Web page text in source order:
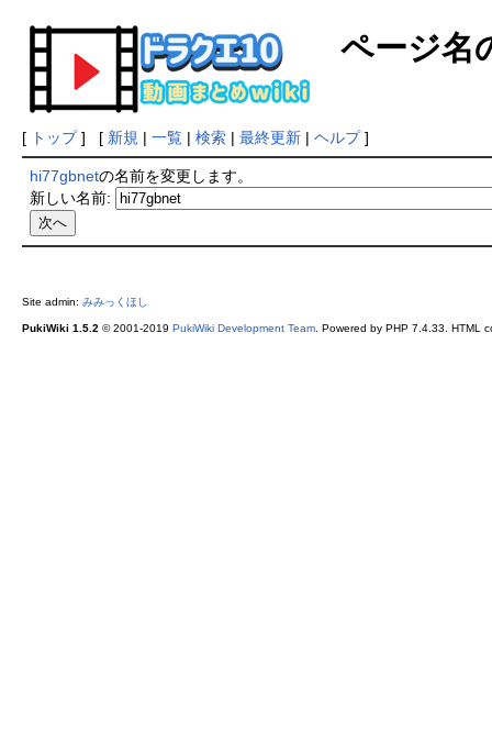
ページ名
[ トップ] [ 新規 | 一覧| 検索| 最終更新| ヘルプ]
hi77gbnetの名前を変更します。
新しい名前:
Site admin: みみっくほし
PukiWiki 1.5.2 © 2001-2019 PukiWiki Development Team. Powered by PHP 7.4.33. HTML